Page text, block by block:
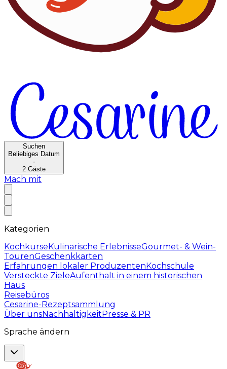
Suchen
Beliebiges Datum
·
2 Gäste
Mach mit
Kategorien
KochkurseKulinarische ErlebnisseGourmet- & Wein-
TourenGeschenkkarten
Erfahrungen lokaler ProduzentenKochschule
Versteckte ZieleAufenthalt in einem historischen
Haus
Reisebüros
Cesarine-Rezeptsammlung
Über unsNachhaltigkeitPresse & PR
Sprache ändern